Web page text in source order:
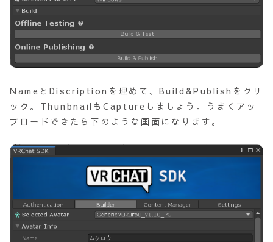
NameとDiscriptionを埋めて、Build&Publishをクリ
ック。ThunbnailもCaptureしましょう。うまくアッ
プロードできたら下のような画面になります。